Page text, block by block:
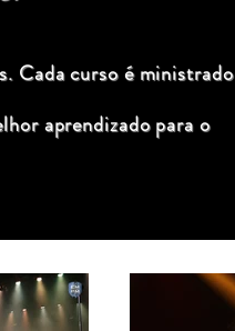
Cada curso é ministrado
aprendizado para o